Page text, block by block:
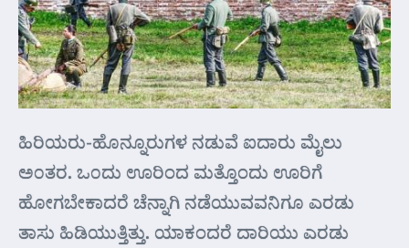
ಹಿರಿಯರು-ಹೊನ್ನೂರುಗಳ ನಡುವೆ ಐದಾರು ಮೈಲು
ಅ೦ತರ. ಒ೦ದು ಊರಿಂದ ಮತ್ತೊಂದು ಊರಿಗೆ
ಹೋಗಬೇಕಾದರೆ ಚೆನ್ನಾಗಿ ನಡೆಯುವವನಿಗೂ ಎರಡು
ತಾಸು ಹಿಡಿಯುತ್ತಿತ್ತು. ಯಾಕಂದರೆ ದಾರಿಯು ಎರಡು